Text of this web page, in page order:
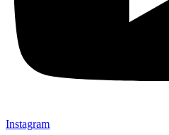
Instagram